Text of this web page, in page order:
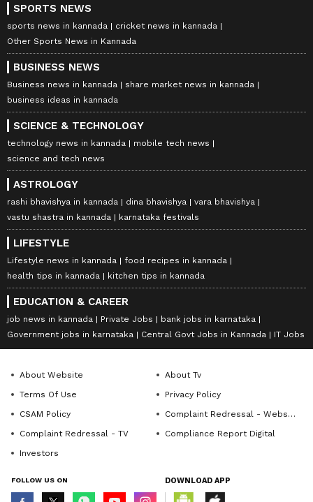
SPORTS NEWS
sports news in kannada
cricket news in kannada
Other Sports News in Kannada
BUSINESS NEWS
Business news in kannada
share market news in kannada
business ideas in kannada
SCIENCE & TECHNOLOGY
technology news in kannada
mobile tech news
science and tech news
ASTROLOGY
rashi bhavishya in kannada dina bhavishya
vara bhavishya
vastu shastra in kannada
karnataka festivals
LIFESTYLE
Lifestyle news in kannada
food recipes in kannada
health tips in kannada
kitchen tips in kannada
EDUCATION & CAREER
job news in kannada Private Jobs
bank jobs in karnataka
Government jobs in karnataka
Central Govt Jobs in Kannada IT Jobs
About Website
About Tv
Terms Of Use
Privacy Policy
CSAM Policy
Complaint Redressal - Website
Complaint Redressal - TV
Compliance Report Digital
Investors
FOLLOW US ON DOWNLOAD APP